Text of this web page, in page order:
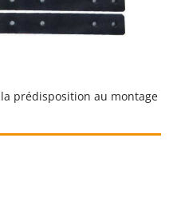
prédisposition au montage